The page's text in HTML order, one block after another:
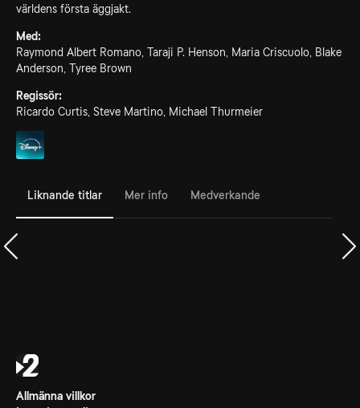
världens första äggjakt.
Med:
Raymond Albert Romano, Taraji P. Henson, Maria Criscuolo, Blake
Anderson, Tyree Brown
Regissör:
Ricardo Curtis, Steve Martino, Michael Thurmeier
Liknande titlar Mer info Medverkande
Allmänna villkor